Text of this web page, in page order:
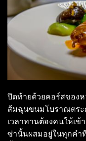
ปิดท้ายด้วยคอร์สของ
ส้มฉุนขนมโบราณตระ
เวลาทานต้องคนให้เ
ซ่านั้นผสมอยู่ในทุกคำ